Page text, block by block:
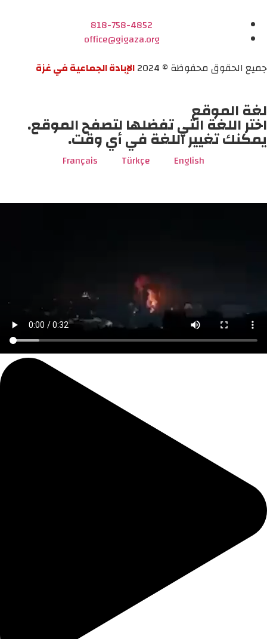
818-758-4852
office@gigaza.org
جميع الحقوق محفوظة © 2024
الإبادة الجماعية في غزة
لغة الموقع
اختر اللغة التي تفضلها لتصفح الموقع.
يمكنك تغيير اللغة في أي وقت.
English
Türkçe
Français